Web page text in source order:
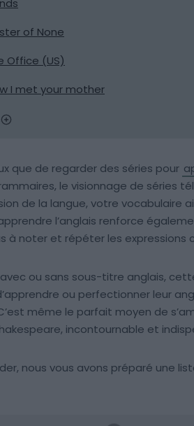
of None
Office (US)
I met your mother
que de regarder des séries pour
le visionnage de séries
de la langue, votre vocabulaire
l’anglais renforce
à noter et répéter les
ou sans sous-titre anglais,
ou perfectionner leur
même le parfait moyen de
incontournable et
nous vous avons préparé une